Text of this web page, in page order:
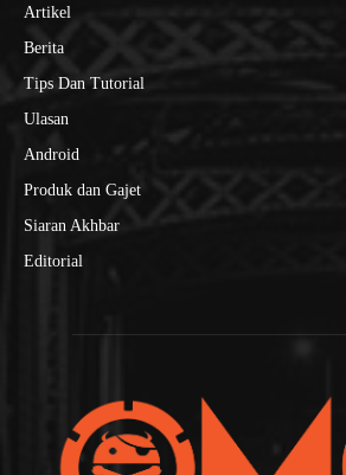
Artikel
Berita
Tips Dan Tutorial
Ulasan
Android
Produk dan Gajet
Siaran Akhbar
Editorial